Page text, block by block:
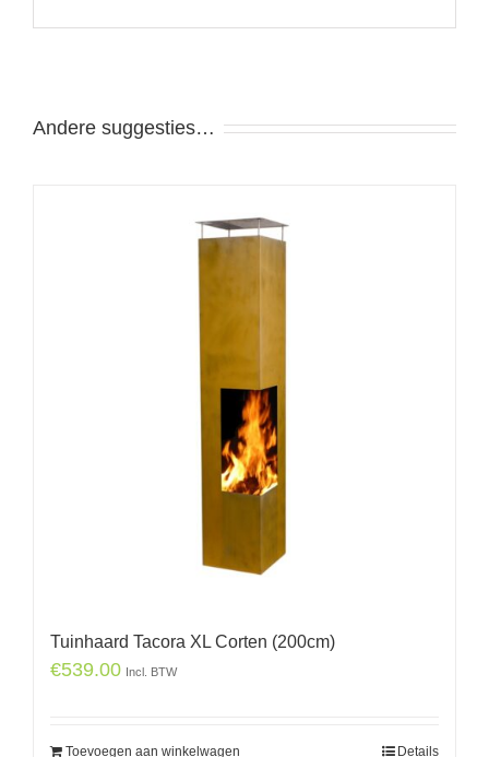
Andere suggesties…
Tuinhaard Tacora XL Corten (200cm)
€539.00 Incl. BTW
Toevoegen aan winkelwagen Details